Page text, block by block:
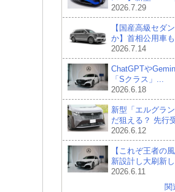
2026.7.29
【国産高級セダ
か】首相公用車
2026.7.14
ChatGPTや
「Sクラス」...
2026.6.18
新型「エルグラ
だ狙える？ 先行
2026.6.12
【これぞ王者の
新設計し大刷新
2026.6.11
関